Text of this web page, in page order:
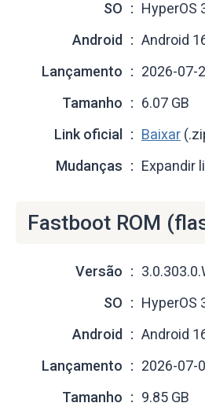
SO
HyperOS
Android
Android
Lançamento
2026-07-
Tamanho
6.07 GB
Link oficial
Baixar
Mudanças
Expandir
Fastboot ROM
Versão
SO
HyperOS
Android
Android
Lançamento
2026-07-
Tamanho
9.85 GB